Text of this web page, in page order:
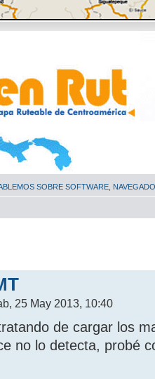
SOBRE SOFTWARE,
25 May 2013, 10:40
de cargar los
no lo detecta, probé